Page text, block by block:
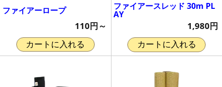
ファイアーロープ
110円～
カートに入れる
ファイアースレッド 30m PL
AY
1,980円
カートに入れる